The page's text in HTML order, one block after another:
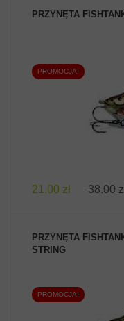
PRZYNĘTA
PROMOCJA!
21.00 zł 38.00
PRZYNĘTA
STRING
PROMOCJA!